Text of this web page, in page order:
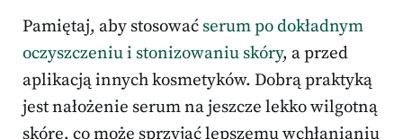
Pamiętaj, aby stosować serum po dokładnym
oczyszczeniu i stonizowaniu skóry, a przed
aplikacją innych kosmetyków. Dobrą praktyką
jest nałożenie serum na jeszcze lekko wilgotną
skórę, co może sprzyjać lepszemu wchłanianiu